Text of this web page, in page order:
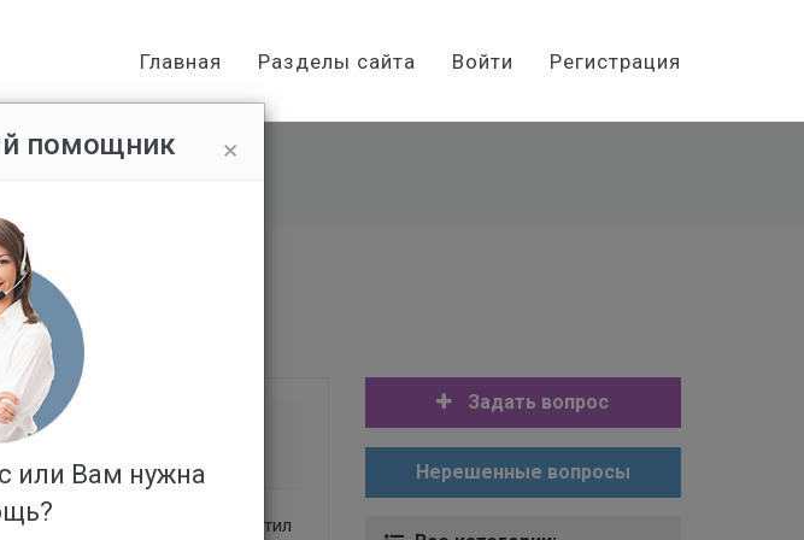
Главная Разделы сайта Войти Регистрация
внес предоплату и посетил
Задать вопрос
Нерешенные вопросы
×
помощник
или Вам нужна